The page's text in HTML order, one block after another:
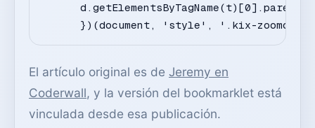
})(document, 'style', '.kix-
El artículo original es de Jeremy en
Coderwall, y la versión del bookmarklet está
vinculada desde esa publicación.